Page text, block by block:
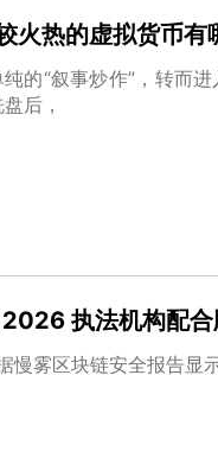
火热的虚拟货币有
“叙事炒作”，转而进
后，
执法机构配合
慢雾区块链安全报告显